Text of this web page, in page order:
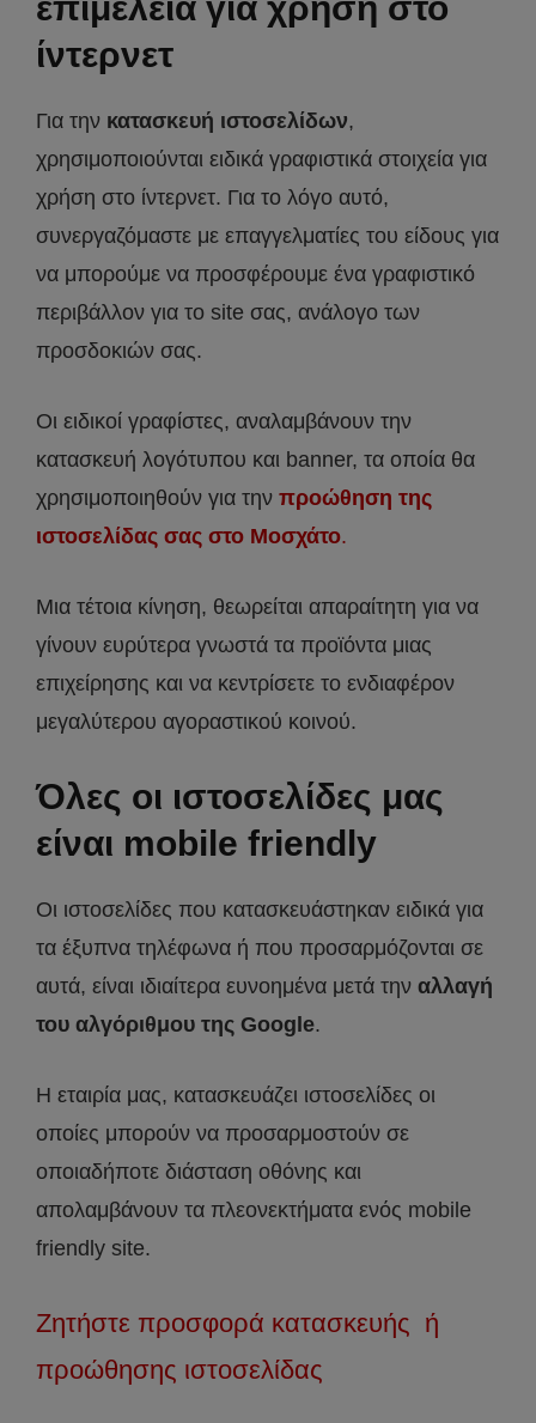
ίντερνετ
Για την κατασκευή ιστοσελίδων,
χρησιμοποιούνται ειδικά γραφιστικά στοιχεία για
χρήση στο ίντερνετ. Για το λόγο αυτό,
συνεργαζόμαστε με επαγγελματίες του είδους για
να μπορούμε να προσφέρουμε ένα γραφιστικό
περιβάλλον για το site σας, ανάλογο των
προσδοκιών σας.
Οι ειδικοί γραφίστες, αναλαμβάνουν την
κατασκευή λογότυπου και banner, τα οποία θα
χρησιμοποιηθούν για την προώθηση της
ιστοσελίδας σας στο Μοσχάτο.
Μια τέτοια κίνηση, θεωρείται απαραίτητη για να
γίνουν ευρύτερα γνωστά τα προϊόντα μιας
επιχείρησης και να κεντρίσετε το ενδιαφέρον
μεγαλύτερου αγοραστικού κοινού.
Όλες οι ιστοσελίδες μας
είναι mobile friendly
Οι ιστοσελίδες που κατασκευάστηκαν ειδικά για
τα έξυπνα τηλέφωνα ή που προσαρμόζονται σε
αυτά, είναι ιδιαίτερα ευνοημένα μετά την αλλαγή
του αλγόριθμου της Google.
Η εταιρία μας, κατασκευάζει ιστοσελίδες οι
οποίες μπορούν να προσαρμοστούν σε
οποιαδήποτε διάσταση οθόνης και
απολαμβάνουν τα πλεονεκτήματα ενός mobile
friendly site.
Ζητήστε προσφορά κατασκευής ή
προώθησης ιστοσελίδας